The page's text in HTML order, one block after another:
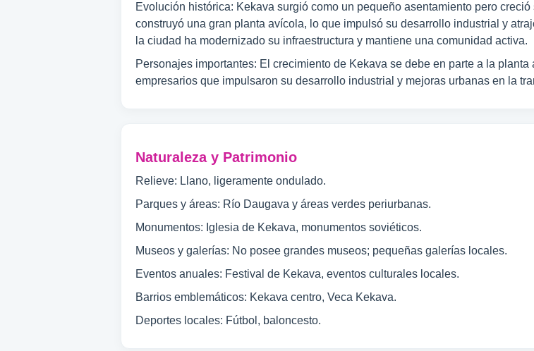
Evolución histórica: Kekava surgió como un pequeño asentamiento pero
construyó una gran planta avícola, lo que impulsó su desarrollo industrial y
la ciudad ha modernizado su infraestructura y mantiene una comunidad activa.
Personajes importantes: El crecimiento de Kekava se debe en parte a la
empresarios que impulsaron su desarrollo industrial y mejoras urbanas en la
Naturaleza y Patrimonio
Relieve: Llano, ligeramente ondulado.
Parques y áreas: Río Daugava y áreas verdes periurbanas.
Monumentos: Iglesia de Kekava, monumentos soviéticos.
Museos y galerías: No posee grandes museos; pequeñas galerías locales.
Eventos anuales: Festival de Kekava, eventos culturales locales.
Barrios emblemáticos: Kekava centro, Veca Kekava.
Deportes locales: Fútbol, baloncesto.